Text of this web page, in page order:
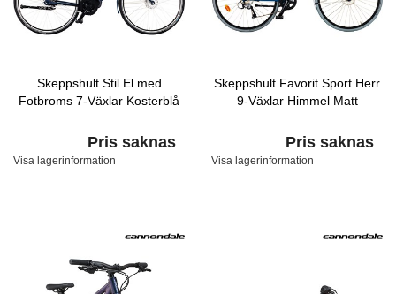
Skeppshult Stil El med
Fotbroms 7-Växlar Kosterblå
Pris saknas
Visa lagerinformation
Skeppshult Favorit Sport Herr
9-Växlar Himmel Matt
Pris saknas
Visa lagerinformation